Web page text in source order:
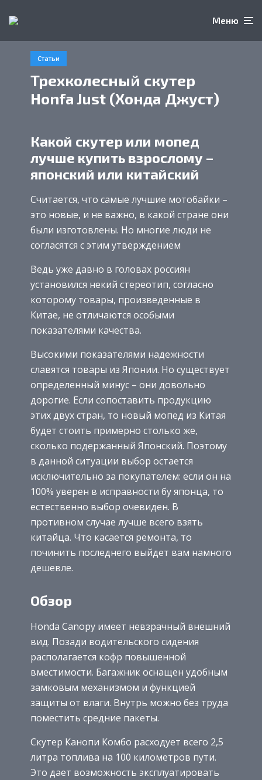
Меню
Статьи
Трехколесный скутер
Honfa Just (Хонда Джуст)
Какой скутер или мопед
лучше купить взрослому –
японский или китайский
Считается, что самые лучшие мотобайки –
это новые, и не важно, в какой стране они
были изготовлены. Но многие люди не
согласятся с этим утверждением
Ведь уже давно в головах россиян
установился некий стереотип, согласно
которому товары, произведенные в
Китае, не отличаются особыми
показателями качества.
Высокими показателями надежности
славятся товары из Японии. Но существует
определенный минус – они довольно
дорогие. Если сопоставить продукцию
этих двух стран, то новый мопед из Китая
будет стоить примерно столько же,
сколько подержанный Японский. Поэтому
в данной ситуации выбор остается
исключительно за покупателем: если он на
100% уверен в исправности бу японца, то
естественно выбор очевиден. В
противном случае лучше всего взять
китайца. Что касается ремонта, то
починить последнего выйдет вам намного
дешевле.
Обзор
Honda Canopy имеет невзрачный внешний
вид. Позади водительского сидения
располагается кофр повышенной
вместимости. Багажник оснащен удобным
замковым механизмом и функцией
защиты от влаги. Внутрь можно без труда
поместить средние пакеты.
Скутер Канопи Комбо расходует всего 2,5
литра топлива на 100 километров пути.
Это дает возможность эксплуатировать